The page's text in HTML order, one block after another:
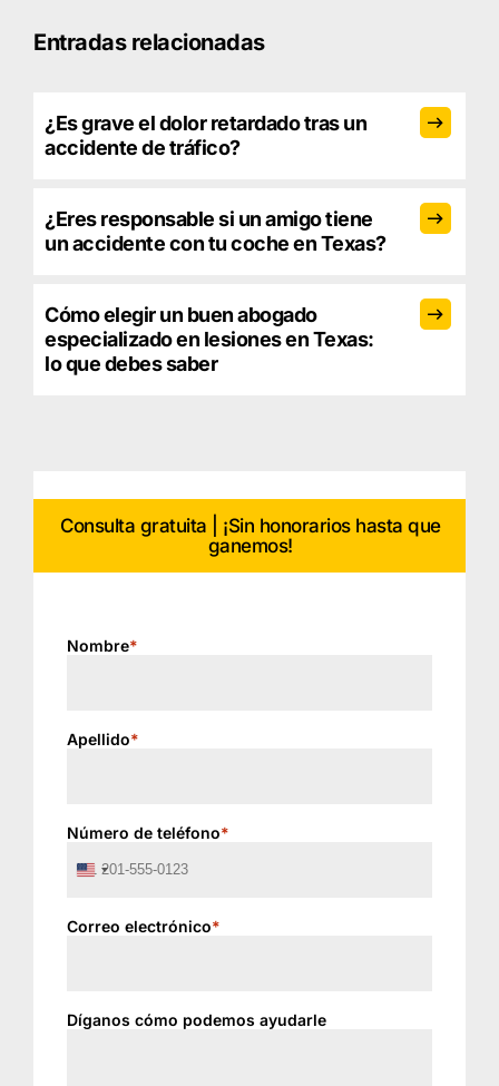
Entradas relacionadas
¿Es grave el dolor retardado tras un
accidente de tráfico?
¿Eres responsable si un amigo tiene
un accidente con tu coche en Texas?
Cómo elegir un buen abogado
especializado en lesiones en Texas:
lo que debes saber
Consulta gratuita | ¡Sin honorarios hasta que
ganemos!
Nombre*
Apellido*
Número de teléfono*
United
Correo electrónico*
Díganos cómo podemos ayudarle